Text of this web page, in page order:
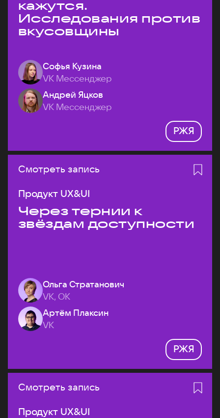
кажутся.
Исследования против
вкусовщины
Софья Кузина
VK Мессенджер
Андрей Яцков
VK Мессенджер
РЖЯ
Смотреть запись
Продукт UX&UI
Через тернии к
звёздам доступности
Ольга Стратанович
VK, ОК
Артём Плаксин
VK
РЖЯ
Смотреть запись
Продукт UX&UI